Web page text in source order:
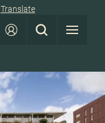
Translate